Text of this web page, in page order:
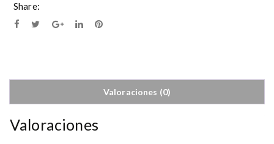
Share:
Valoraciones (0)
Valoraciones